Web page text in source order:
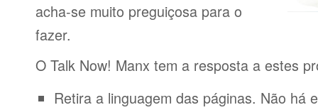
acha-se muito preguiçosa para o
fazer.
O Talk Now! Manx tem a resposta a estes
Retira a linguagem das páginas. Não há